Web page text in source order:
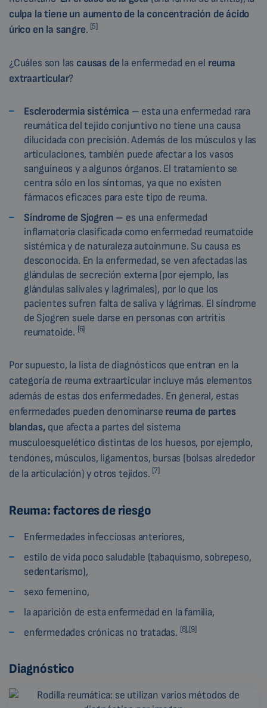
culpa la tiene un aumento de la concentración de ácido
úrico en la sangre. [5]
¿Cuáles son las causas dela enfermedad en el reuma
extraarticular?
Esclerodermia sistémica – esta una enfermedad rara
reumática del tejido conjuntivo no tiene una causa
dilucidada con precisión. Además de los músculos y las
articulaciones, también puede afectar a los vasos
sanguíneos y a algunos órganos. El tratamiento se
centra sólo en los síntomas, ya que no existen
fármacos eficaces para este tipo de reuma.
Síndrome de Sjogren – es una enfermedad
inflamatoria clasificada como enfermedad reumatoide
sistémica y de naturaleza autoinmune. Su causa es
desconocida. En la enfermedad, se ven afectadas las
glándulas de secreción externa (por ejemplo, las
glándulas salivales y lagrimales), por lo que los
pacientes sufren falta de saliva y lágrimas. El síndrome
de Sjogren suele darse en personas con artritis
reumatoide. [6]
Por supuesto, la lista de diagnósticos que entran en la
categoría de reuma extraarticular incluye más elementos
además de estas dos enfermedades. En general, estas
enfermedades pueden denominarse reuma de partes
blandas, que afecta a partes del sistema
musculoesquelético distintas de los huesos, por ejemplo,
tendones, músculos, ligamentos, bursas (bolsas alrededor
de la articulación) y otros tejidos. [7]
Reuma: factores de riesgo
Enfermedades infecciosas anteriores,
estilo de vida poco saludable (tabaquismo, sobrepeso,
sedentarismo),
sexo femenino,
la aparición de esta enfermedad en la familia,
enfermedades crónicas no tratadas. [8],[9]
Diagnóstico